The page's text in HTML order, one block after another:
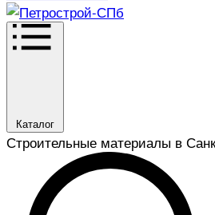
Каталог
Строительные материалы в